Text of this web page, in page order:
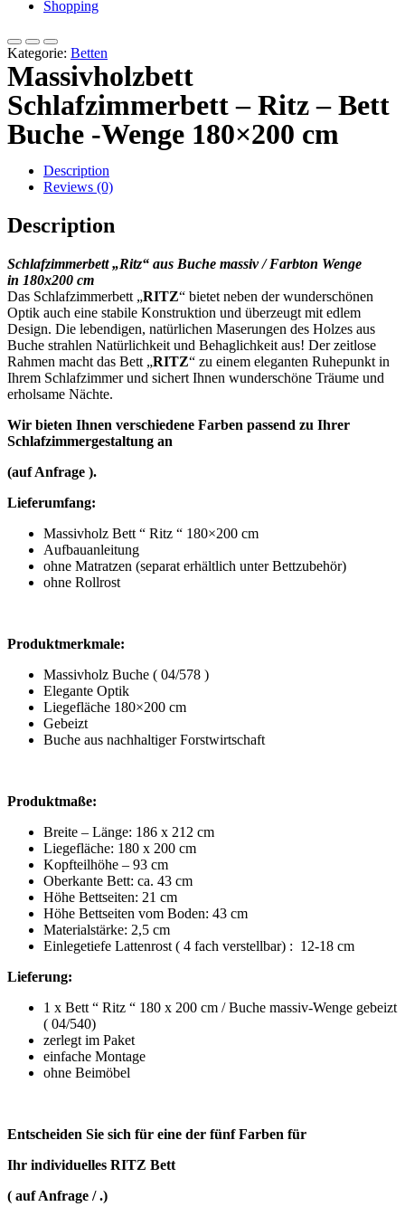
Shopping
Kategorie: Betten
Massivholzbett
Schlafzimmerbett – Ritz – Bett
Buche -Wenge 180×200 cm
Description
Reviews (0)
Description
Schlafzimmerbett „Ritz“ aus Buche massiv / Farbton Wenge
in 180x200 cm
Das Schlafzimmerbett „RITZ“ bietet neben der wunderschönen
Optik auch eine stabile Konstruktion und überzeugt mit edlem
Design. Die lebendigen, natürlichen Maserungen des Holzes aus
Buche strahlen Natürlichkeit und Behaglichkeit aus! Der zeitlose
Rahmen macht das Bett „RITZ“ zu einem eleganten Ruhepunkt in
Ihrem Schlafzimmer und sichert Ihnen wunderschöne Träume und
erholsame Nächte.
Wir bieten Ihnen verschiedene Farben passend zu Ihrer
Schlafzimmergestaltung an
(auf Anfrage ).
Lieferumfang:
Massivholz Bett “ Ritz “ 180×200 cm
Aufbauanleitung
ohne Matratzen (separat erhältlich unter Bettzubehör)
ohne Rollrost
Produktmerkmale:
Massivholz Buche ( 04/578 )
Elegante Optik
Liegefläche 180×200 cm
Gebeizt
Buche aus nachhaltiger Forstwirtschaft
Produktmaße:
Breite – Länge: 186 x 212 cm
Liegefläche: 180 x 200 cm
Kopfteilhöhe – 93 cm
Oberkante Bett: ca. 43 cm
Höhe Bettseiten: 21 cm
Höhe Bettseiten vom Boden: 43 cm
Materialstärke: 2,5 cm
Einlegetiefe Lattenrost ( 4 fach verstellbar) : 12-18 cm
Lieferung:
1 x Bett “ Ritz “ 180 x 200 cm / Buche massiv-Wenge gebeizt
( 04/540)
zerlegt im Paket
einfache Montage
ohne Beimöbel
Entscheiden Sie sich für eine der fünf Farben für
Ihr individuelles RITZ Bett
( auf Anfrage / .)